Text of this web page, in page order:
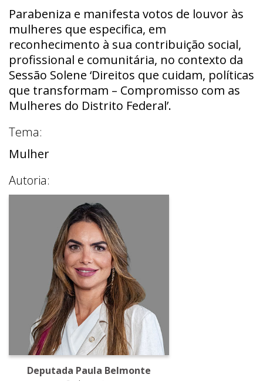
Parabeniza e manifesta votos de louvor às
mulheres que especifica, em
reconhecimento à sua contribuição social,
profissional e comunitária, no contexto da
Sessão Solene ‘Direitos que cuidam, políticas
que transformam – Compromisso com as
Mulheres do Distrito Federal’.
Tema:
Mulher
Autoria:
Deputada Paula Belmonte